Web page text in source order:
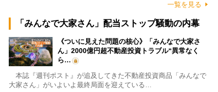
一覧を見る
「みんなで大家さん」配当ストップ騒動の内幕
《ついに見えた問題の核心》「みんなで大家さ
ん」2000億円超不動産投資トラブル“異常なく
ら…
本誌『週刊ポスト』が追及してきた不動産投資商品「みんなで
大家さん」がいよいよ最終局面を迎えている…